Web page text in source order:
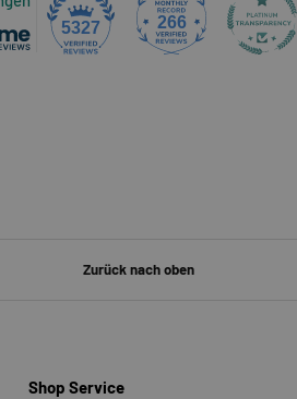
5327 266
Zurück nach oben
Shop Service